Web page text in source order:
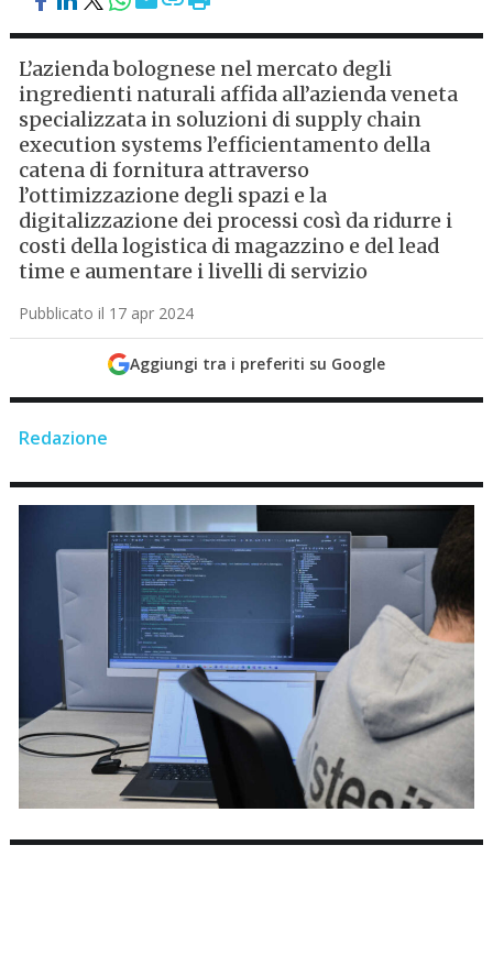
L’azienda bolognese nel mercato degli
ingredienti naturali affida all’azienda veneta
specializzata in soluzioni di supply chain
execution systems l’efficientamento della
catena di fornitura attraverso
l’ottimizzazione degli spazi e la
digitalizzazione dei processi così da ridurre i
costi della logistica di magazzino e del lead
time e aumentare i livelli di servizio
Pubblicato il 17 apr 2024
Aggiungi tra i preferiti su Google
Redazione